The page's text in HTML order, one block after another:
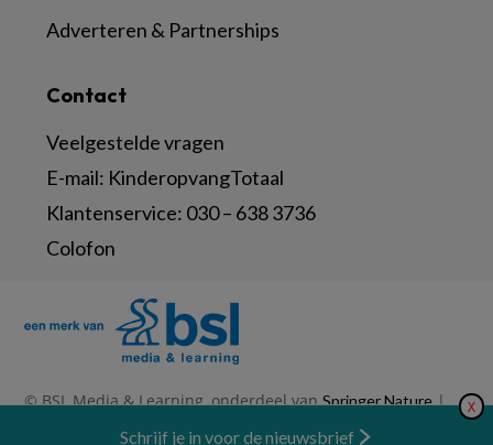
Contact
Veelgestelde vragen
E-mail: KinderopvangTotaal
Klantenservice: 030 – 638 3736
Colofon
Adverteren & Partnerships
© BSL Media & Learning, onderdeel vanSpringer Nature| X
Schrijf je in voor de nieuwsbrief
Nieuwsbrief Abonneren